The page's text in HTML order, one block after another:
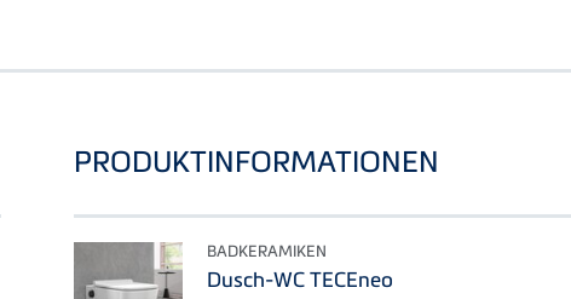
PRODUKTINFORMATIONEN
BADKERAMIKEN
Dusch-WC TECEneo